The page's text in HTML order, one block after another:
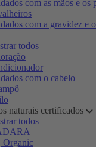
com as mãos e os
com a gravidez e
todos
com o cabelo
naturais certificados
todos
Organic